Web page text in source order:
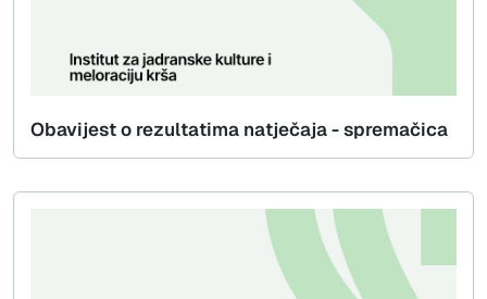
Obavijest o rezultatima natječaja - spremačica